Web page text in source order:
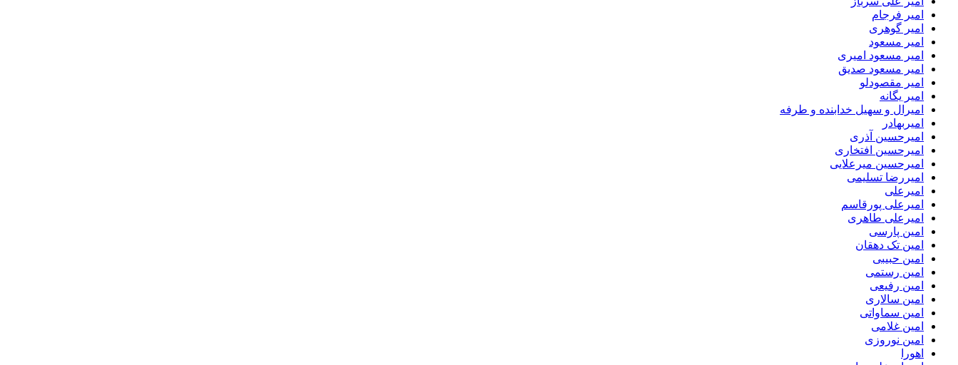
امیر فرجام
امیر گوهری
امیر مسعود
امیر مسعود امیری
امیر مسعود صدیق
امیر مقصودلو
امیر یگانه
امیرال و سهیل خدابنده و طرفه
امیربهادر
امیرحسین آذری
امیرحسین افتخاری
امیرحسین میرعلایی
امیررضا تسلیمی
امیرعلی
امیرعلی پورقاسم
امیرعلی طاهری
امین پارسی
امین تک دهقان
امین حبیبی
امین رستمی
امین رفیعی
امین سالاری
امین سماواتی
امین غلامی
امین نوروزی
اهورا